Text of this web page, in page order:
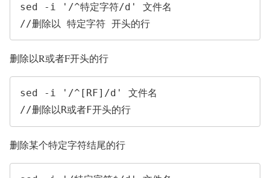
sed -i '/^特定字符/d' 文件名
//删除以 特定字符 开头的行
删除以R或者F开头的行
sed -i '/^[RF]/d' 文件名
//删除以R或者F开头的行
删除某个特定字符结尾的行